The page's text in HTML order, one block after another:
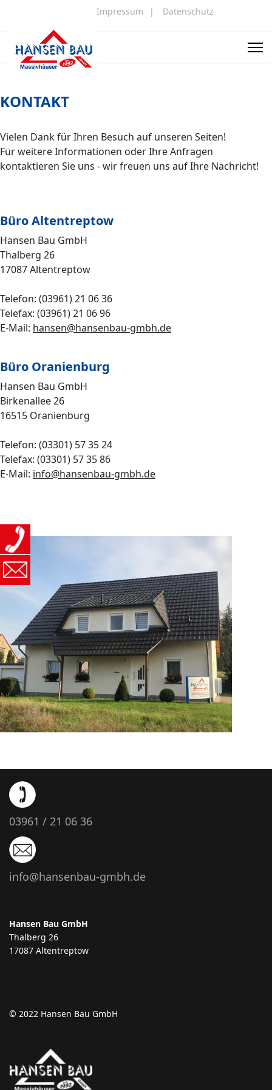
Impressum | Datenschutz
KONTAKT
Vielen Dank für Ihren Besuch auf unseren Seiten!
Für weitere Informationen oder Ihre Anfragen
kontaktieren Sie uns - wir freuen uns auf Ihre Nachricht!
Büro Altentreptow
Hansen Bau GmbH
Thalberg 26
17087 Altentreptow
Telefon: (03961) 21 06 36
Telefax: (03961) 21 06 96
E-Mail: hansen@hansenbau-gmbh.de
Büro Oranienburg
Hansen Bau GmbH
Birkenallee 26
16515 Oranienburg
Telefon: (03301) 57 35 24
Telefax: (03301) 57 35 86
E-Mail: info@hansenbau-gmbh.de
03961 / 21 06 36
info@hansenbau-gmbh.de
Hansen Bau GmbH
Thalberg 26
17087 Altentreptow
© 2022 Hansen Bau GmbH